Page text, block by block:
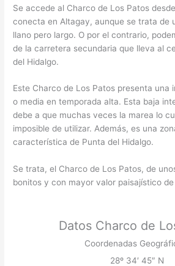
Se accede al Charco de Los Patos
conecta en Altagay, aunque se trata de
llano pero largo. O por el contrario,
de la carretera secundaria que lleva al
del Hidalgo.
Este Charco de Los Patos presenta una
o media en temporada alta. Esta baja
debe a que muchas veces la marea lo
imposible de utilizar. Además, es una
característica de Punta del Hidalgo.
Se trata, el Charco de Los Patos, de
bonitos y con mayor valor paisajístico
Datos Charco de
Coordenadas
28º 34′ 45″ N